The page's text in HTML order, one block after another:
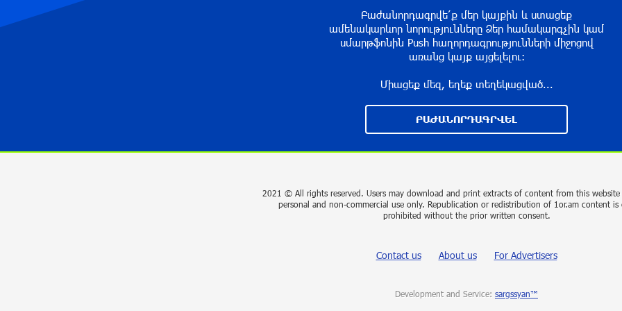
Բաժանորդագրվե՛ք մեր կայքին և ստացեք
ամենակարևոր նորությունները Ձեր համակարգչին կամ
սմարթֆոնին Push հաղորդագրությունների միջոցով
առանց կայք այցելելու։
Միացեք մեզ, եղեք տեղեկացված...
ԲԱԺԱՆՈՐԴԱԳՐՎԵԼ
2021 © All rights reserved. Users may download and print extracts of content from this
personal and non-commercial use only. Republication or redistribution of 1or.am content is
prohibited without the prior written consent.
Contact us About us For Advertisers
Development and Service: sargssyan™